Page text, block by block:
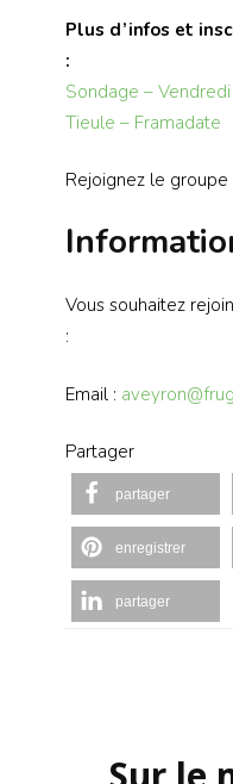
Plus d’infos et
:
Sondage –
Tieule – Framadate
Rejoignez le groupe
Vous souhaitez
:
Email :
Partager
partager
enregistrer
partager